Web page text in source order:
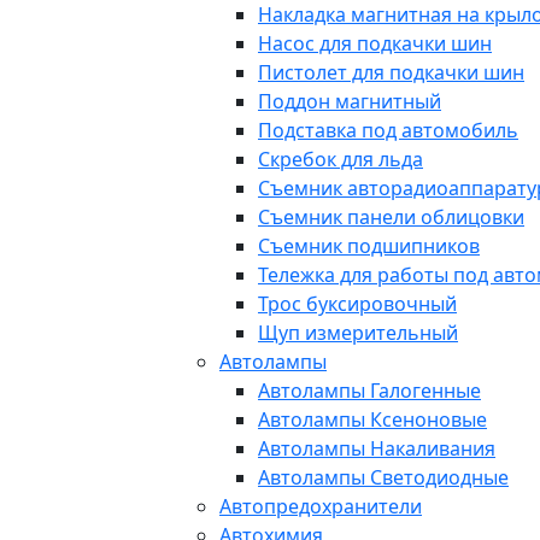
Накладка магнитная на
Насос для подкачки шин
Пистолет для подкачки шин
Поддон магнитный
Подставка под автомобиль
Скребок для льда
Съемник
Съемник панели облицовки
Съемник подшипников
Тележка для работы под
Трос буксировочный
Щуп измерительный
Автолампы
Автолампы Галогенные
Автолампы Ксеноновые
Автолампы Накаливания
Автолампы Светодиодные
Автопредохранители